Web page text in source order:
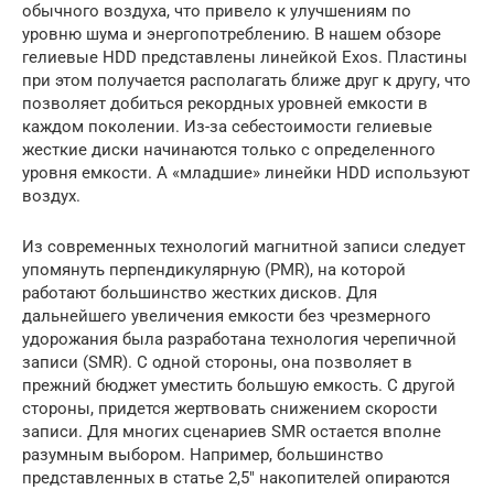
обычного воздуха, что привело к улучшениям по
уровню шума и энергопотреблению. В нашем обзоре
гелиевые HDD представлены линейкой Exos. Пластины
при этом получается располагать ближе друг к другу, что
позволяет добиться рекордных уровней емкости в
каждом поколении. Из-за себестоимости гелиевые
жесткие диски начинаются только с определенного
уровня емкости. А «младшие» линейки HDD используют
воздух.
Из современных технологий магнитной записи следует
упомянуть перпендикулярную (PMR), на которой
работают большинство жестких дисков. Для
дальнейшего увеличения емкости без чрезмерного
удорожания была разработана технология черепичной
записи (SMR). С одной стороны, она позволяет в
прежний бюджет уместить большую емкость. С другой
стороны, придется жертвовать снижением скорости
записи. Для многих сценариев SMR остается вполне
разумным выбором. Например, большинство
представленных в статье 2,5″ накопителей опираются